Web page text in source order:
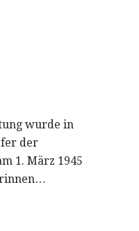
wurde in
der
1. März 1945